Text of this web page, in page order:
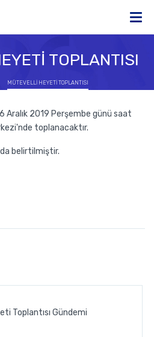
TOPLANTISI
MÜTEVELLİ HEYETİ TOPLANTISI
Aralık 2019 Perşembe günü saat
toplanacaktır.
belirtilmiştir.
Toplantısı Gündemi